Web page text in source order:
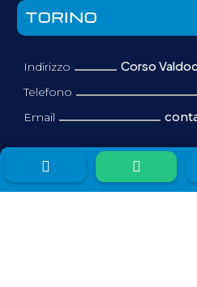
TORINO
Indirizzo Corso
Telefono
Email
 
© 2026 |GME Montascale